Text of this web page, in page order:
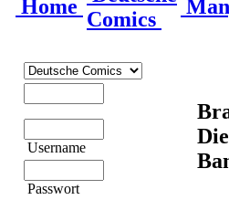
Home
Comics
Username
Passwort